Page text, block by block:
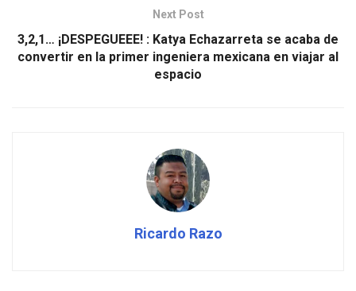
Next Post
3,2,1… ¡DESPEGUEEE! : Katya Echazarreta se acaba de
convertir en la primer ingeniera mexicana en viajar al
espacio
Ricardo Razo